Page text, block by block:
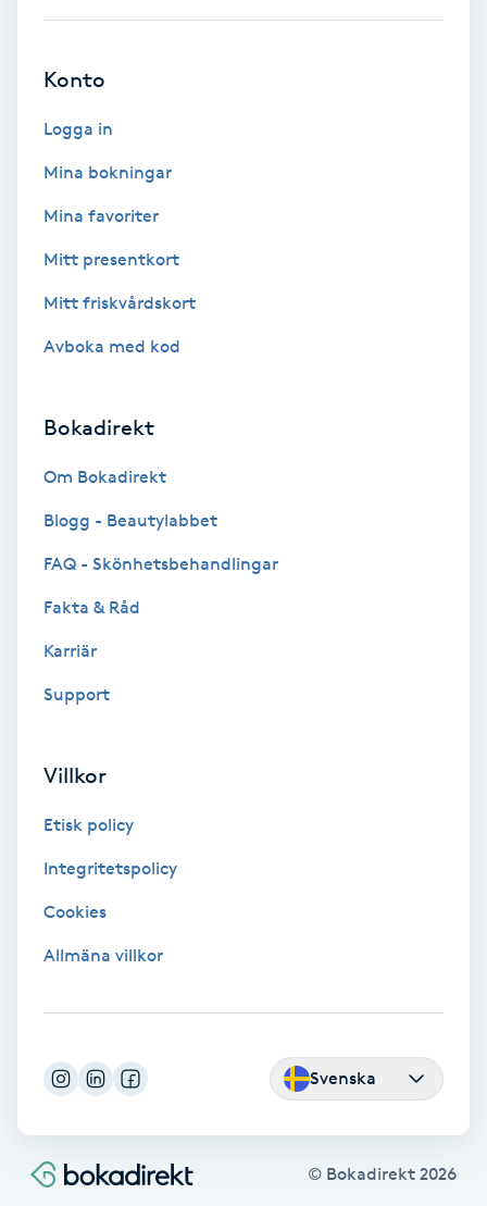
Kemisk peeling
Keratinbehandling
Klangmassage
Klippning
Klippning ungdom
Kosmetisk tatuering
Kostrådgivning
Käkledsbehandling
Konto
Logga in
Mina bokningar
Mina favoriter
Mitt presentkort
Mitt friskvårdskort
Avboka med kod
Bokadirekt
Om Bokadirekt
Blogg - Beautylabbet
FAQ - Skönhetsbehandlingar
Fakta & Råd
Karriär
Support
Villkor
Etisk policy
Integritetspolicy
Cookies
Allmäna villkor
Svenska
© Bokadirekt 2026